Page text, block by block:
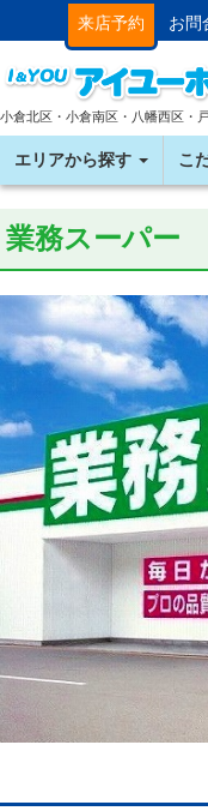
来店予約 お問
小倉北区・小倉南区・八幡西区・
エリアから探す こ
業務スーパー